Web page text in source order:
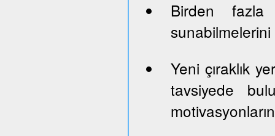
Birden fazla
Yeni çıraklık
tavsiyede